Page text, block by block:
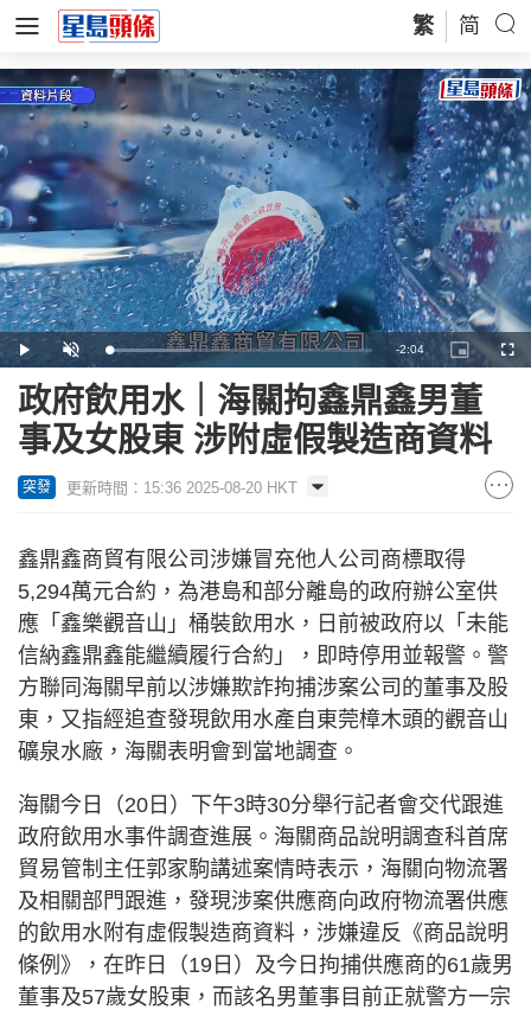
繁 简
Play Unmute Loaded:
31.85%
Remaining
Time
-2:04
Picture-
in-
政府飲用水｜海關拘鑫鼎鑫男董
事及女股東 涉附虛假製造商資料
突發 更新時間：15:36 2025-08-20 HKT
鑫鼎鑫商貿有限公司涉嫌冒充他人公司商標取得
5,294萬元合約，為港島和部分離島的政府辦公室供
應「鑫樂觀音山」桶裝飲用水，日前被政府以「未能
信納鑫鼎鑫能繼續履行合約」，即時停用並報警。警
方聯同海關早前以涉嫌欺詐拘捕涉案公司的董事及股
東，又指經追查發現飲用水產自東莞樟木頭的觀音山
礦泉水廠，海關表明會到當地調查。
海關今日（20日）下午3時30分舉行記者會交代跟進
政府飲用水事件調查進展。海關商品說明調查科首席
貿易管制主任郭家駒講述案情時表示，海關向物流署
及相關部門跟進，發現涉案供應商向政府物流署供應
的飲用水附有虛假製造商資料，涉嫌違反《商品說明
條例》，在昨日（19日）及今日拘捕供應商的61歲男
董事及57歲女股東，而該名男董事目前正就警方一宗